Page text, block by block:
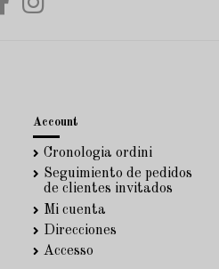
Account
Cronologia ordini
Seguimiento de pedidos
de clientes invitados
Mi cuenta
Direcciones
Accesso